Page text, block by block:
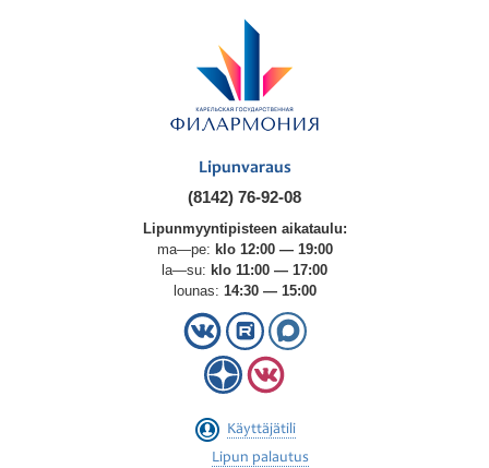
Lipunvaraus
(8142) 76-92-08
Lipunmyyntipisteen aikataulu:
ma—pe: klo 12:00 — 19:00
la—su: klo 11:00 — 17:00
lounas: 14:30 — 15:00
Käyttäjätili
Lipun palautus